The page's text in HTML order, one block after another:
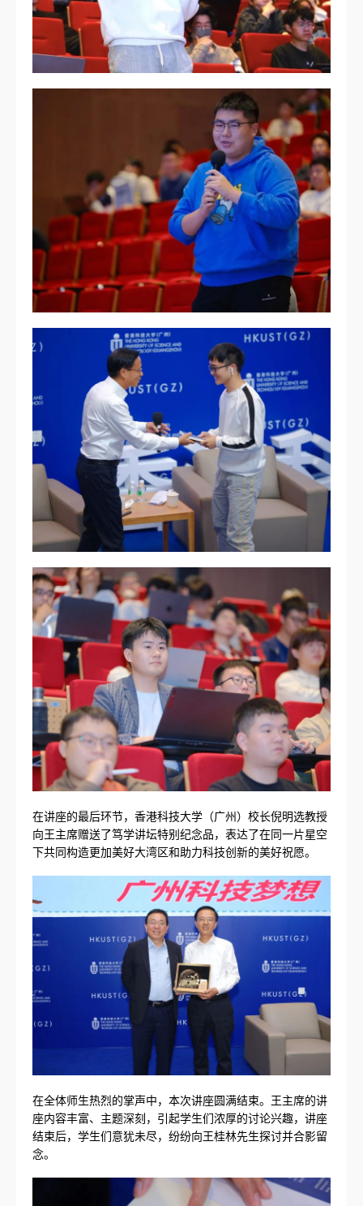
在讲座的最后环节，香港科技大学（广州）校长倪明选教授
向王主席赠送了笃学讲坛特别纪念品，表达了在同一片星空
下共同构造更加美好大湾区和助力科技创新的美好祝愿。
在全体师生热烈的掌声中，本次讲座圆满结束。王主席的讲
座内容丰富、主题深刻，引起学生们浓厚的讨论兴趣，讲座
结束后，学生们意犹未尽，纷纷向王桂林先生探讨并合影留
念。